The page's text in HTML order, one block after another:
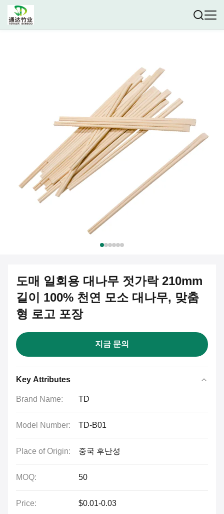
도매 일회용 대나무 젓가락 210mm
길이 100% 천연 모소 대나무, 맞춤
형 로고 포장
지금 문의
Key Attributes
Brand Name: TD
Model Number: TD-B01
Place of Origin: 중국 후난성
MOQ: 50
Price: $0.01-0.03